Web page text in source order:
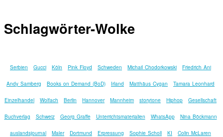
Schlagwörter-Wolke
Serbien Gucci Köln Pink Floyd Schweden Michail Chodorkowski Friedrich Ani
Andy Samberg Books on Demand (BoD) Irland Matthäus Cygan Tamara Leonhard
Einzelhandel Wolfach Berlin Hannover Mannheim storytone Hiphop Gesellschaft
Buchverlag Schweiz Georg Graffe Unterrichtsmaterialien WhatsApp Nina Böckmann
auslandsjournal Maler Dortmund Erpressung Sophie Scholl KI Colin McLaren